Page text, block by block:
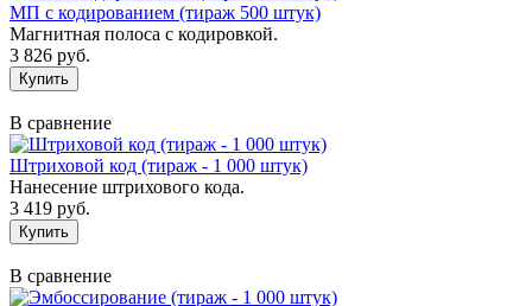
МП с кодированием (тираж 500 штук)
Магнитная полоса с кодировкой.
3 826 руб.
В сравнение
Штриховой код (тираж - 1 000 штук)
Нанесение штрихового кода.
3 419 руб.
В сравнение